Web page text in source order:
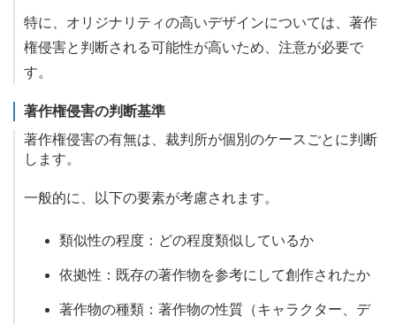
特に、オリジナリティの高いデザインについては、著作
権侵害と判断される可能性が高いため、注意が必要で
す。
著作権侵害の判断基準
著作権侵害の有無は、裁判所が個別のケースごとに判断
します。
一般的に、以下の要素が考慮されます。
類似性の程度：どの程度類似しているか
依拠性：既存の著作物を参考にして創作されたか
著作物の種類：著作物の性質（キャラクター、デ